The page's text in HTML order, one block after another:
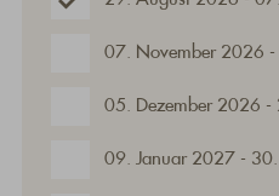
07. November 2026
05. Dezember 2026 -
09. Januar 2027 -